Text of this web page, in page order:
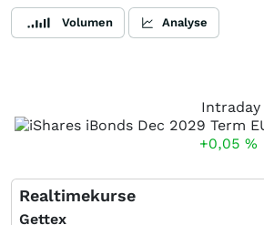
Volumen Analyse
Intraday
+0,05 %
Realtimekurse
Gettex